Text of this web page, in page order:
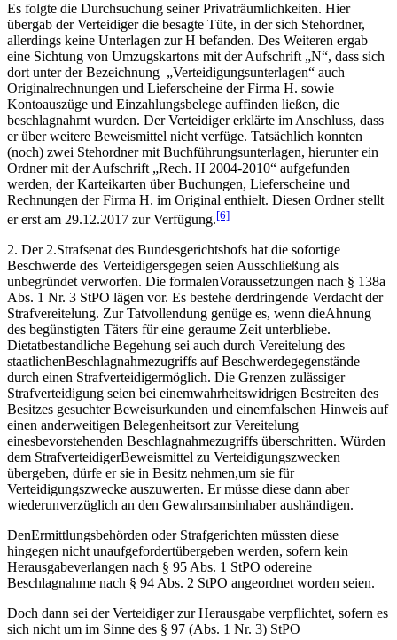
Es folgte die Durchsuchung seiner Privaträumlichkeiten. Hier
übergab der Verteidiger die besagte Tüte, in der sich Stehordner,
allerdings keine Unterlagen zur H befanden. Des Weiteren ergab
eine Sichtung von Umzugskartons mit der Aufschrift „N“, dass sich
dort unter der Bezeichnung „Verteidigungsunterlagen“ auch
Originalrechnungen und Lieferscheine der Firma H. sowie
Kontoauszüge und Einzahlungsbelege auffinden ließen, die
beschlagnahmt wurden. Der Verteidiger erklärte im Anschluss, dass
er über weitere Beweismittel nicht verfüge. Tatsächlich konnten
(noch) zwei Stehordner mit Buchführungsunterlagen, hierunter ein
Ordner mit der Aufschrift „Rech. H 2004-2010“ aufgefunden
werden, der Karteikarten über Buchungen, Lieferscheine und
Rechnungen der Firma H. im Original enthielt. Diesen Ordner stellt
er erst am 29.12.2017 zur Verfügung.[6]
2. Der 2.Strafsenat des Bundesgerichtshofs hat die sofortige
Beschwerde des Verteidigersgegen seien Ausschließung als
unbegründet verworfen. Die formalenVoraussetzungen nach § 138a
Abs. 1 Nr. 3 StPO lägen vor. Es bestehe derdringende Verdacht der
Strafvereitelung. Zur Tatvollendung genüge es, wenn dieAhnung
des begünstigten Täters für eine geraume Zeit unterbliebe.
Dietatbestandliche Begehung sei auch durch Vereitelung des
staatlichenBeschlagnahmezugriffs auf Beschwerdegegenstände
durch einen Strafverteidigermöglich. Die Grenzen zulässiger
Strafverteidigung seien bei einemwahrheitswidrigen Bestreiten des
Besitzes gesuchter Beweisurkunden und einemfalschen Hinweis auf
einen anderweitigen Belegenheitsort zur Vereitelung
einesbevorstehenden Beschlagnahmezugriffs überschritten. Würden
dem StrafverteidigerBeweismittel zu Verteidigungszwecken
übergeben, dürfe er sie in Besitz nehmen,um sie für
Verteidigungszwecke auszuwerten. Er müsse diese dann aber
wiederunverzüglich an den Gewahrsamsinhaber aushändigen.
DenErmittlungsbehörden oder Strafgerichten müssten diese
hingegen nicht unaufgefordertübergeben werden, sofern kein
Herausgabeverlangen nach § 95 Abs. 1 StPO odereine
Beschlagnahme nach § 94 Abs. 2 StPO angeordnet worden seien.
Doch dann sei der Verteidiger zur Herausgabe verpflichtet, sofern es
sich nicht um im Sinne des § 97 (Abs. 1 Nr. 3) StPO